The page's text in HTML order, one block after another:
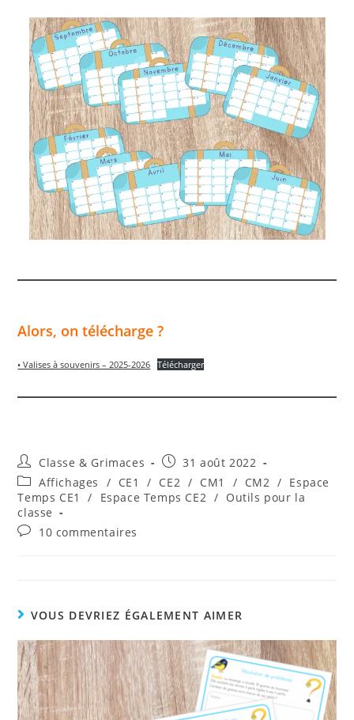
Alors, on télécharge ?
• Valises à souvenirs – 2025-2026 Télécharger
Auteur/autrice
de
la
publication :
Classe & Grimaces
Publication
publiée :
31 août 2022
Post
category:
Affichages / CE1 / CE2 / CM1 / CM2 / Espace
Temps CE1
/ Espace Temps CE2 / Outils pour la
classe
Commentaires
10 commentaires
VOUS DEVRIEZ ÉGALEMENT AIMER